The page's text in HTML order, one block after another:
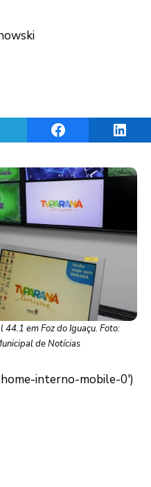
Share on TelegramShare on Facebook
44.1 em Foz do Iguaçu. Foto:
de Notícias